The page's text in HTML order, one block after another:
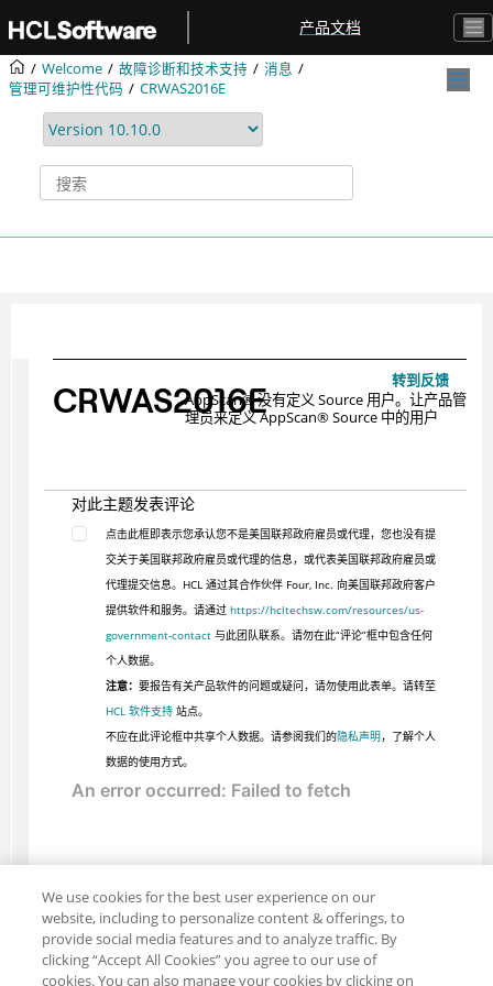
产品文档
Welcome 故障诊断和技术支持
消息
管理可维护性代码
CRWAS2016E
转到反馈
CRWAS2016E
AppScan®没有定义 Source 用户。让产品管
理员来定义AppScan®Source 中的用户
对此主题发表评论
点击此框即表示您承认您不是美国联邦政府雇员或代理，您也没有提
交关于美国联邦政府雇员或代理的信息，或代表美国联邦政府雇员或
代理提交信息。HCL 通过其合作伙伴 Four, Inc. 向美国联邦政府客户
提供软件和服务。请通过 https://hcltechsw.com/resources/us-
government-contact与此团队联系。请勿在此“评论”框中包含任何
个人数据。
注意： 要报告有关产品软件的问题或疑问，请勿使用此表单。请转至
HCL 软件支持站点。
不应在此评论框中共享个人数据。请参阅我们的隐私声明，了解个人
数据的使用方式。
We use cookies for the best user experience on our
website, including to personalize content & offerings, to
provide social media features and to analyze traffic. By
clicking “Accept All Cookies” you agree to our use of
cookies. You can also manage your cookies by clicking on